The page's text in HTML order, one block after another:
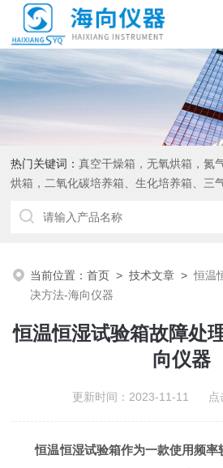
热门关键词：真空干燥箱，无氧烘箱，氮
烘箱，二氧化碳培养箱、生化培养箱、三
当前位置：首页 >技术文章 >恒温
决方法-海向仪器
恒温恒湿试验箱故障处
向仪器
更新时间：2023-11-11 点
恒温恒湿试验箱作为一款使用频率